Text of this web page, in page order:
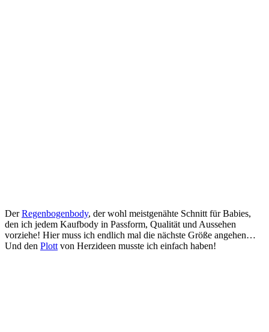
DerRegenbogenbody, der wohl meistgenähte Schnitt für Babies,
den ich jedem Kaufbody in Passform, Qualität und Aussehen
vorziehe! Hier muss ich endlich mal die nächste Größe angehen…
Und den Plott von Herzideen musste ich einfach haben!